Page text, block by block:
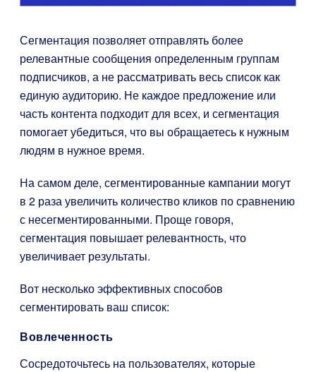
Сегментация позволяет отправлять более
релевантные сообщения определенным группам
подписчиков, а не рассматривать весь список как
единую аудиторию. Не каждое предложение или
часть контента подходит для всех, и сегментация
помогает убедиться, что вы обращаетесь к нужным
людям в нужное время.
На самом деле, сегментированные кампании могут
в 2 раза увеличить количество кликов по сравнению
с несегментированными. Проще говоря,
сегментация повышает релевантность, что
увеличивает результаты.
Вот несколько эффективных способов
сегментировать ваш список:
Вовлеченность
Сосредоточьтесь на пользователях, которые